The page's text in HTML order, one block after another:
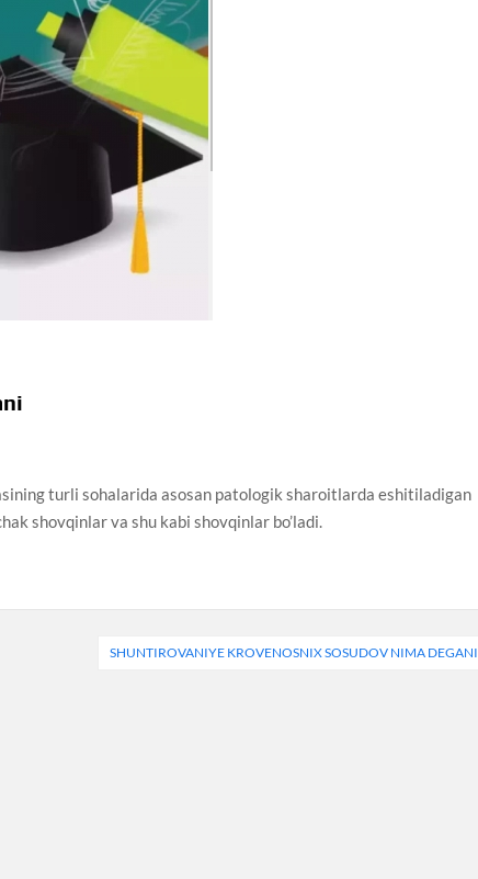
turli sohalarida asosan patologik sharoitlarda eshitiladigan
shovqinlar va shu kabi shovqinlar bo’ladi.
SHUNTIROVANIYE KROVENOSNIX SOSUDOV NIMA DEGANI